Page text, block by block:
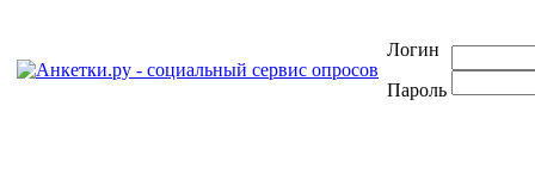
Логин
Пароль